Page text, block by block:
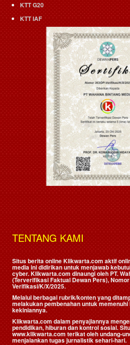
KTT G20
KTT IAF
TENTANG KAMI
Situs berita online Klikwarta.com aktif
media ini didirikan untuk menjawab
cyber. Klikwarta.com dinaungi oleh PT.
(Terverifikasi Faktual Dewan Pers),
Verifikasi/K/X/2025.
Melalui berbagai rubrik/konten yang
melakukan pembenahan untuk
kekiniannya.
Klikwarta.com dalam penyajiannya
pendidikan, hiburan dan kontrol sosial.
www.klikwarta.com terikat oleh undang-
menjalankan tugas jurnalistik sehari-hari.